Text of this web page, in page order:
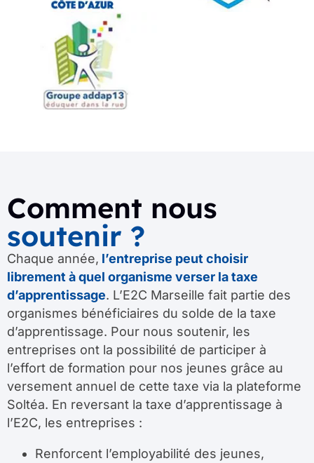
Comment nous
soutenir ?
Chaque année, l’entreprise peut choisir
librement à quel organisme verser la taxe
d’apprentissage. L’E2C Marseille fait partie des
organismes bénéficiaires du solde de la taxe
d’apprentissage. Pour nous soutenir, les
entreprises ont la possibilité de participer à
l’effort de formation pour nos jeunes grâce au
versement annuel de cette taxe via la plateforme
Soltéa. En reversant la taxe d’apprentissage à
l’E2C, les entreprises :
Renforcent l’employabilité des jeunes,